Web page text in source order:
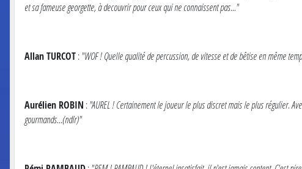
et sa fameuse georgette, à decouvrir pour ceux qui ne connaissent pas..."
Allan TURCOT:"WOF ! Quelle qualité de percussion, de vitesse et de bêtise en même
Aurélien ROBIN :"AUREL ! Certainement le joueur le plus discret mais le plus régulier.
gourmands...(ndlr)"